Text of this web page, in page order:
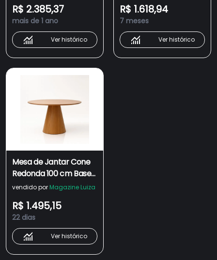
R$ 2.385,37
mais de 1 ano
Ver histórico
R$ 1.618,94
7 meses
Ver histórico
Mesa de Jantar Cone
Redonda 100 cm Base
Madeira Freijó Tampo
vendido por Magazine Luiza
R$ 1.495,15
22 dias
Ver histórico